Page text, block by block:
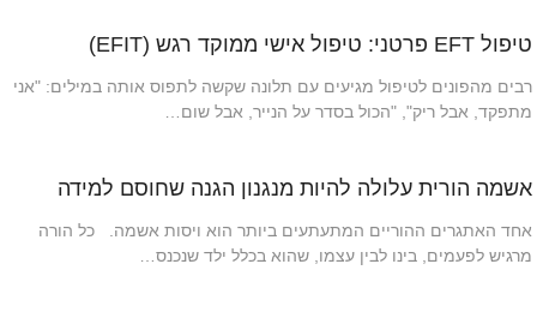
טיפול EFT פרטני: טיפול אישי ממוקד רגש (EFIT)
רבים מהפונים לטיפול מגיעים עם תלונה שקשה לתפוס אותה במילים: "אני
מתפקד, אבל ריק", "הכול בסדר על הנייר, אבל שום…
אשמה הורית עלולה להיות מנגנון הגנה שחוסם למידה
אחד האתגרים ההוריים המתעתעים ביותר הוא ויסות אשמה. כל הורה
מרגיש לפעמים, בינו לבין עצמו, שהוא בכלל ילד שנכנס…